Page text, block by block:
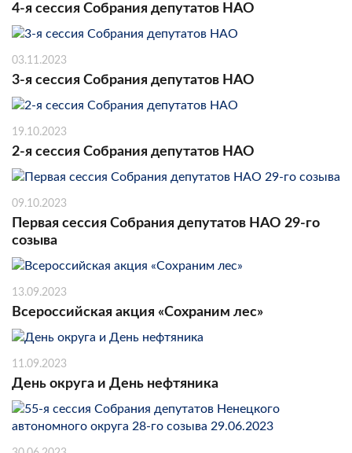
4-я сессия Собрания депутатов НАО
03.11.2023
3-я сессия Собрания депутатов НАО
19.10.2023
2-я сессия Собрания депутатов НАО
09.10.2023
Первая сессия Собрания депутатов НАО 29-го
созыва
13.09.2023
Всероссийская акция «Сохраним лес»
11.09.2023
День округа и День нефтяника